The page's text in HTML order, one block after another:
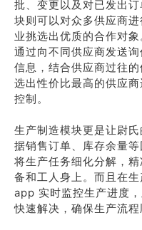
批、变更以及对已发出
块则可以对众多供应商
业挑选出优质的合作对
通过向不同供应商发送
信息，结合供应商过往
选出性价比最高的供应
控制。
生产制造模块更是让尉
据销售订单、库存余量
将生产任务细化分解，
备和工人身上。而且在
app 实时监控生产进度
快速解决，确保生产流程